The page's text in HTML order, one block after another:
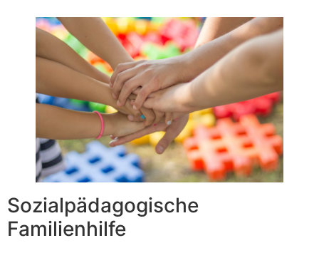
Sozialpädagogische
Familienhilfe